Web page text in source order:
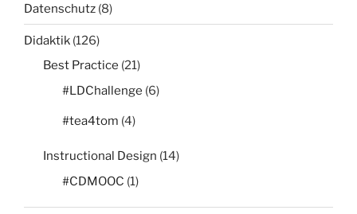
Datenschutz (8)
Didaktik (126)
Best Practice (21)
#LDChallenge (6)
#tea4tom (4)
Instructional Design (14)
#CDMOOC (1)